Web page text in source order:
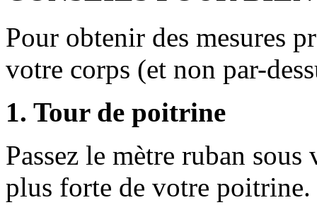
Pour obtenir des mesures
votre corps (et non par-
1. Tour de poitrine
Passez le mètre ruban
plus forte de votre poitrine.